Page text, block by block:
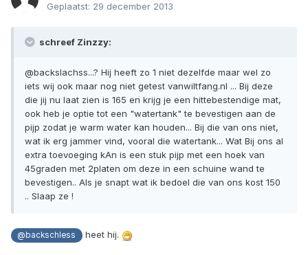
Geplaatst: 29 december 2013
schreef Zinzzy:
@backslachss...? Hij heeft zo 1 niet dezelfde maar wel zo
iets wij ook maar nog niet getest vanwiltfang.nl ... Bij deze
die jij nu laat zien is 165 en krijg je een hittebestendige mat,
ook heb je optie tot een "watertank" te bevestigen aan de
pijp zodat je warm water kan houden... Bij die van ons niet,
wat ik erg jammer vind, vooral die watertank... Wat Bij ons al
extra toevoeging kAn is een stuk pijp met een hoek van
45graden met 2platen om deze in een schuine wand te
bevestigen.. Als je snapt wat ik bedoel die van ons kost 150
.. Slaap ze !
@backschless heet hij.